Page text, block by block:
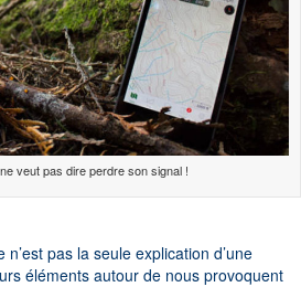
veut pas dire perdre son signal !
n’est pas la seule explication d’une
éléments autour de nous provoquent